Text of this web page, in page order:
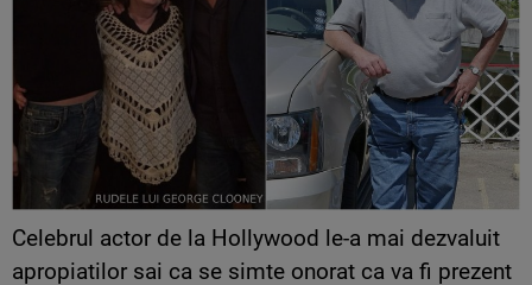
Celebrul actor de la Hollywood le-a mai dezvaluit
apropiatilor sai ca se simte onorat ca va fi prezent